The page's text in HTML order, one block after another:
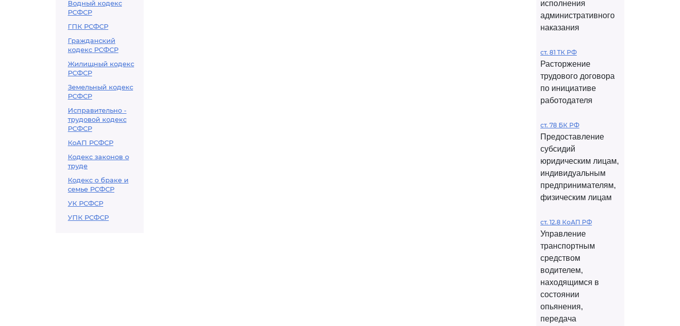
Водный кодекс
РСФСР
ГПК РСФСР
Гражданский
кодекс РСФСР
Жилищный кодекс
РСФСР
Земельный кодекс
РСФСР
Исправительно -
трудовой кодекс
РСФСР
КоАП РСФСР
Кодекс законов о
труде
Кодекс о браке и
семье РСФСР
УК РСФСР
УПК РСФСР
исполнения
административного
наказания
ст. 81 ТК РФ
Расторжение
трудового договора
по инициативе
работодателя
ст. 78 БК РФ
Предоставление
субсидий
юридическим лицам,
индивидуальным
предпринимателям,
физическим лицам
ст. 12.8 КоАП РФ
Управление
транспортным
средством
водителем,
находящимся в
состоянии
опьянения,
передача